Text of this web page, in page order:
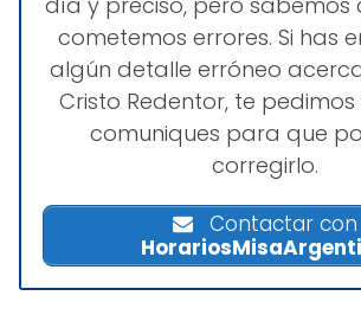
cometemos errores. Si has
algún detalle erróneo
Cristo Redentor, te
comuniques para que
corregirlo.
Contactar con